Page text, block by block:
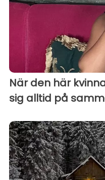
När den här
sig alltid på